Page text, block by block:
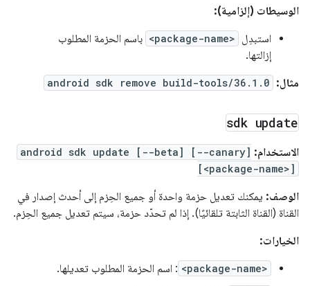
الوسيطات (إلزامية):
استبدِل <package-name> باسم الحزمة المطلوب
إزالتها.
مثال: android sdk remove build-tools/36.1.0
sdk update
الاستخدام: android sdk update [--beta] [--canary]
[<package-name>]
الوصف: يمكنك تعديل حزمة واحدة أو جميع الحِزم إلى أحدث إصدار في
القناة (القناة الثابتة تلقائيًا). إذا لم تحدّد حزمة، سيتم تعديل جميع الحِزم.
الخيارات:
<package-name> : اسم الحزمة المطلوب تعديلها.